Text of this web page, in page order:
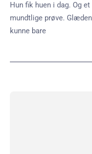
Hun fik huen i dag. Og
mundtlige prøve.
kunne bare